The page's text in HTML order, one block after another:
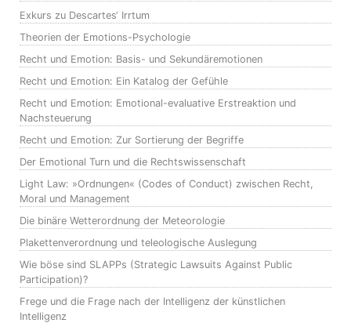
Exkurs zu Descartes‘ Irrtum
Theorien der Emotions-Psychologie
Recht und Emotion: Basis- und Sekundäremotionen
Recht und Emotion: Ein Katalog der Gefühle
Recht und Emotion: Emotional-evaluative Erstreaktion und
Nachsteuerung
Recht und Emotion: Zur Sortierung der Begriffe
Der Emotional Turn und die Rechtswissenschaft
Light Law: »Ordnungen« (Codes of Conduct) zwischen Recht,
Moral und Management
Die binäre Wetterordnung der Meteorologie
Plakettenverordnung und teleologische Auslegung
Wie böse sind SLAPPs (Strategic Lawsuits Against Public
Participation)?
Frege und die Frage nach der Intelligenz der künstlichen
Intelligenz